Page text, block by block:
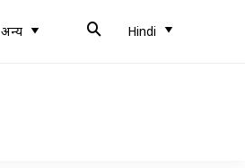
अन्य Hindi